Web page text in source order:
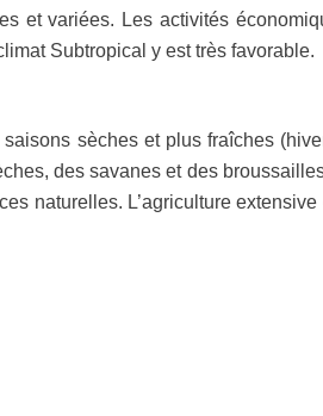
et variées. Les activités
Subtropical y est très favorable.
sèches et plus fraîches
des savanes et des
naturelles. L’agriculture extensive